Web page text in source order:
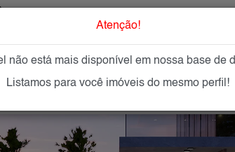
IMÓVEIS NOVOS IMOBILIÁRIAS
Atenção!
não está mais disponível em nossa base de
Listamos para você imóveis do mesmo perfil!